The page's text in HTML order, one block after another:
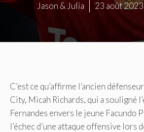
Jason & Julia 23 août 2023
C’est ce qu’affirme l’ancien
City, Micah Richards, qui a souligné
Fernandes envers le jeune Facundo
l’échec d’une attaque offensive lors